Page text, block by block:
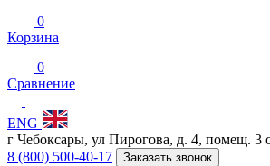
0
Корзина
0
Сравнение
ENG
г Чебоксары, ул Пирогова, д. 4, помещ. 3
8 (800) 500-40-17
Заказать звонок